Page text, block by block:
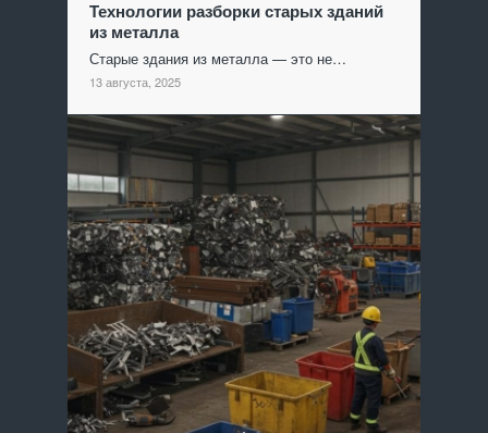
Технологии разборки старых зданий
из металла
Старые здания из металла — это не…
13 августа, 2025